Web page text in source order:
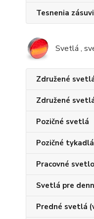
Tesnenia
Svetlá ,
Združené
Združené
Pozičné svetlá
Pozičné tykadlá
Pracovné
Svetlá pre
Predné svetlá